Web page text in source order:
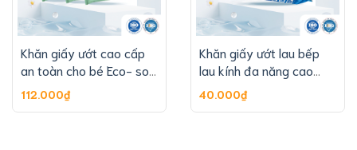
Khăn giấy ướt cao cấp
an toàn cho bé Eco- soft
54 tờ
112.000₫
Khăn giấy ướt lau bếp
lau kính đa năng cao
cấp Eco-soft
40.000₫